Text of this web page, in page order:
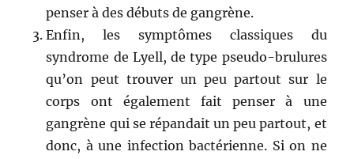
penser à des débuts de gangrène.
Enfin, les symptômes classiques du
syndrome de Lyell, de type pseudo-brulures
qu’on peut trouver un peu partout sur le
corps ont également fait penser à une
gangrène qui se répandait un peu partout, et
donc, à une infection bactérienne. Si on ne